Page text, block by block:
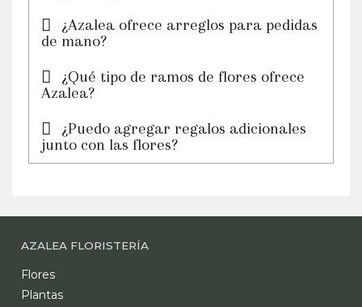
¿Azalea ofrece arreglos para pedidas
de mano?
¿Qué tipo de ramos de flores ofrece
Azalea?
¿Puedo agregar regalos adicionales
junto con las flores?
AZALEA FLORISTERÍA
Flores
Plantas